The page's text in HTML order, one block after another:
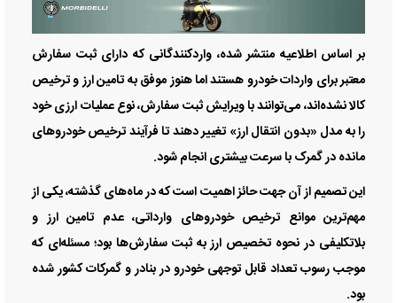
بر اساس اطلاعیه منتشر شده، واردکنندگانی که دارای ثبت سفارش
معتبر برای واردات خودرو هستند اما هنوز موفق به تامین ارز و ترخیص
کالا نشده‌اند، می‌توانند با ویرایش ثبت سفارش، نوع عملیات ارزی خود
را به مدل «بدون انتقال ارز» تغییر دهند تا فرآیند ترخیص خودروهای
مانده در گمرک با سرعت بیشتری انجام شود.
این تصمیم از آن جهت حائز اهمیت است که در ماه‌های گذشته، یکی از
مهم‌ترین موانع ترخیص خودروهای وارداتی، عدم تامین ارز و
بلاتکلیفی در نحوه تخصیص ارز به ثبت سفارش‌ها بود؛ مسئله‌ای که
موجب رسوب تعداد قابل توجهی خودرو در بنادر و گمرکات کشور شده
بود.